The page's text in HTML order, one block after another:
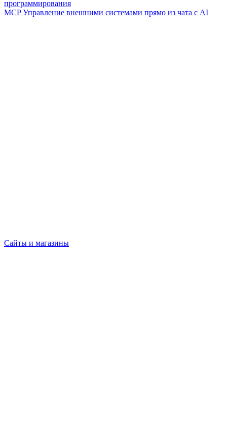
программирования
MCP Управление внешними системами прямо из чата с AI
Сайты и магазины